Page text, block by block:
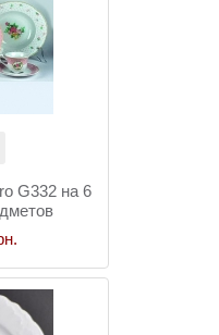
G332 на 6